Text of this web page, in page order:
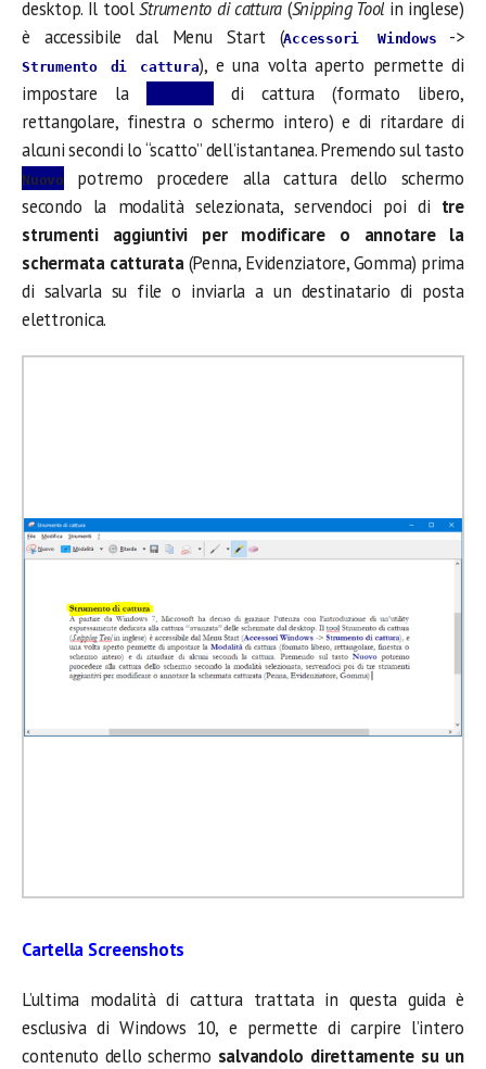
desktop. Il toolStrumento di cattura (Snipping Tool in inglese)
è accessibile dal Menu Start (Accessori Windows ->
Strumento di cattura), e una volta aperto permette di
impostare la
di cattura (formato libero,
rettangolare, finestra o schermo intero) e di ritardare di
alcuni secondi lo “scatto” dell’istantanea. Premendo sul tasto
Nuovo
potremo procedere alla cattura dello schermo
secondo la modalità selezionata, servendoci poi di tre
strumenti aggiuntivi per modificare o annotare la
schermata catturata(Penna, Evidenziatore, Gomma) prima
di salvarla su file o inviarla a un destinatario di posta
elettronica.
Cartella Screenshots
L’ultima modalità di cattura trattata in questa guida è
esclusiva di Windows 10, e permette di carpire l’intero
contenuto dello schermo salvandolo direttamente su un